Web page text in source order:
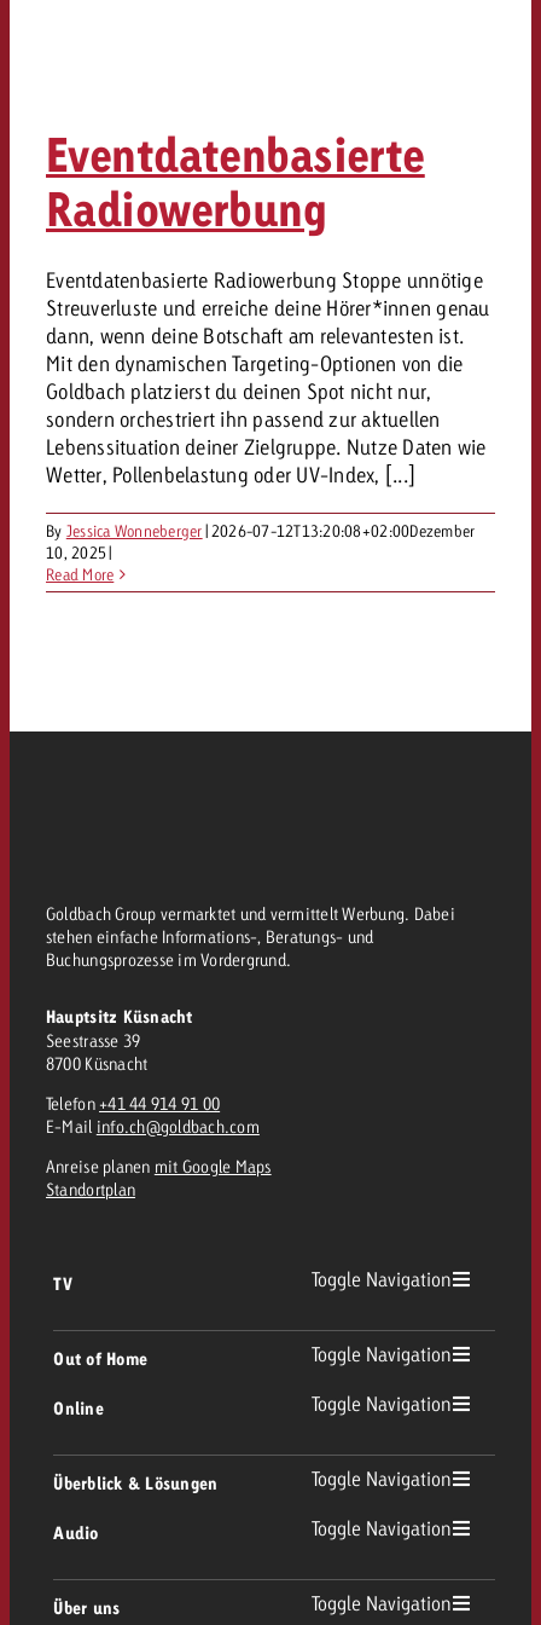
Eventdatenbasierte
Radiowerbung
Eventdatenbasierte Radiowerbung Stoppe unnötige
Streuverluste und erreiche deine Hörer*innen genau
dann, wenn deine Botschaft am relevantesten ist.
Mit den dynamischen Targeting-Optionen von die
Goldbach platzierst du deinen Spot nicht nur,
sondern orchestriert ihn passend zur aktuellen
Lebenssituation deiner Zielgruppe. Nutze Daten wie
Wetter, Pollenbelastung oder UV-Index, [...]
By Jessica Wonneberger| 2026-07-12T13:20:08+02:00Dezember
10, 2025|
Read More
Goldbach Group vermarktet und vermittelt Werbung. Dabei
stehen einfache Informations-, Beratungs- und
Buchungsprozesse im Vordergrund.
Hauptsitz Küsnacht
Seestrasse 39
8700 Küsnacht
Telefon +41 44 914 91 00
E-Mail info.ch@goldbach.com
Anreise planen mit Google Maps
Standortplan
TV Toggle Navigation
Werberichtlinien
Out of Home Toggle Navigation
Out of Home Übersicht
Plakatwerbung
Digital Out of Home
Online Toggle Navigation
Überblick & Lösungen Toggle Navigation
Beratung & Crossmedia
Audio Toggle Navigation
Über uns Toggle Navigation